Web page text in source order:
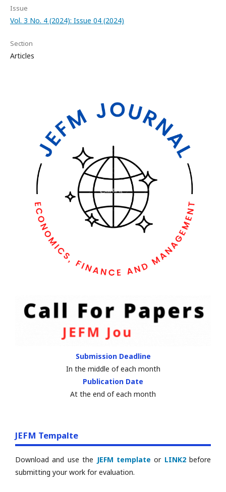
Issue
Vol. 3 No. 4 (2024): Issue 04 (2024)
Section
Articles
Submission Deadline
In the middle of each month
Publication Date
At the end of each month
JEFM Tempalte
Download and use the JEFM template or LINK2before
submitting your work for evaluation.